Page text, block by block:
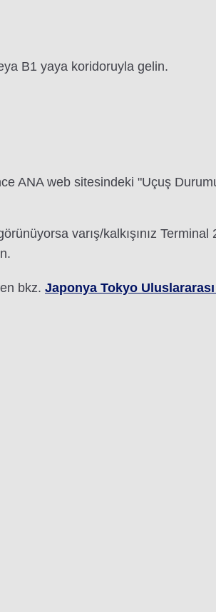
B1 yaya koridoruyla gelin.
ANA web sitesindeki "Uçuş
varış/kalkışınız Terminal
bkz. Japonya Tokyo Uluslararası